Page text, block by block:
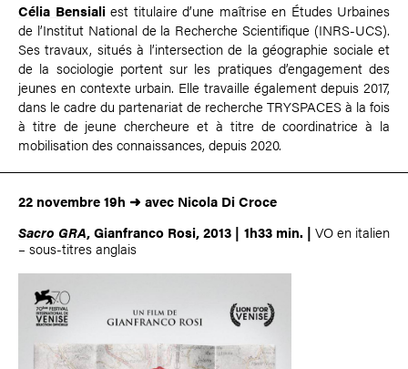
Célia Bensialiest titulaire d’une maîtrise en Études Urbaines
de l’Institut National de la Recherche Scientifique (INRS-UCS).
Ses travaux, situés à l’intersection de la géographie sociale et
de la sociologie portent sur les pratiques d’engagement des
jeunes en contexte urbain. Elle travaille également depuis 2017,
dans le cadre du partenariat de recherche TRYSPACES à la fois
à titre de jeune chercheure et à titre de coordinatrice à la
mobilisation des connaissances, depuis 2020.
22 novembre19h ➜ avec Nicola Di Croce
Sacro GRA, Gianfranco Rosi, 2013 | 1h33 min. | VO en italien
– sous-titres anglais